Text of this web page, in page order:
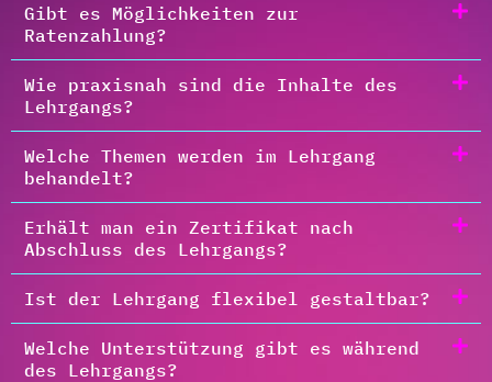
Gibt es Möglichkeiten zur
Ratenzahlung?
Wie praxisnah sind die Inhalte des
Lehrgangs?
Welche Themen werden im Lehrgang
behandelt?
Erhält man ein Zertifikat nach
Abschluss des Lehrgangs?
Ist der Lehrgang flexibel gestaltbar?
Welche Unterstützung gibt es während
des Lehrgangs?